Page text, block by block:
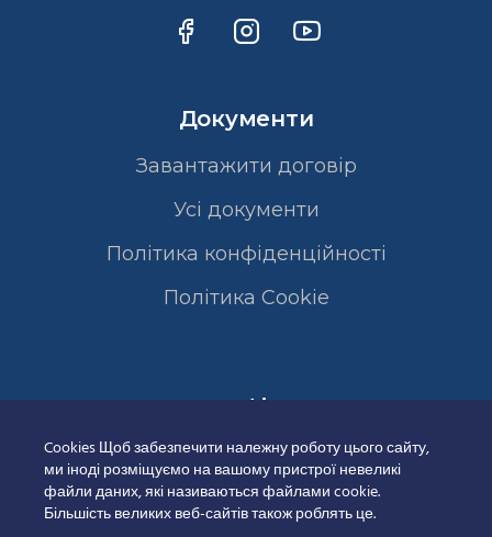
Документи
Завантажити договір
Усі документи
Політика конфіденційності
Полiтика Cookie
Сертифікати
Cookies Щоб забезпечити належну роботу цього сайту,
ми іноді розміщуємо на вашому пристрої невеликі
файли даних, які називаються файлами cookie.
Більшість великих веб-сайтів також роблять це.